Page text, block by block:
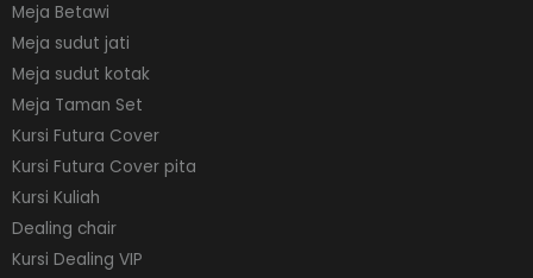
Meja Betawi
Meja sudut jati
Meja sudut kotak
Meja Taman Set
Kursi Futura Cover
Kursi Futura Cover pita
Kursi Kuliah
Dealing chair
Kursi Dealing VIP